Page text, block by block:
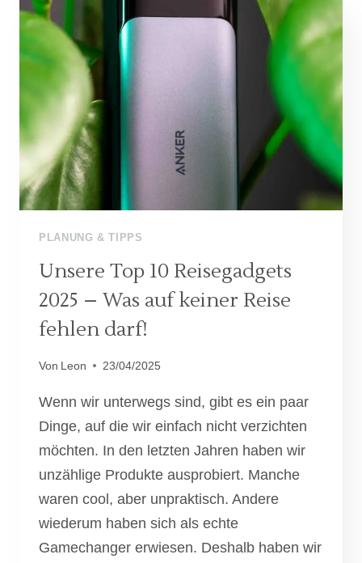
PLANUNG & TIPPS
Unsere Top 10 Reisegadgets
2025 – Was auf keiner Reise
fehlen darf!
Von Leon 23/04/2025
Wenn wir unterwegs sind, gibt es ein paar
Dinge, auf die wir einfach nicht verzichten
möchten. In den letzten Jahren haben wir
unzählige Produkte ausprobiert. Manche
waren cool, aber unpraktisch. Andere
wiederum haben sich als echte
Gamechanger erwiesen. Deshalb haben wir